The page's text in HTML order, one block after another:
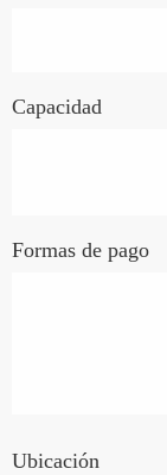
Capacidad
Formas de pago
Ubicación